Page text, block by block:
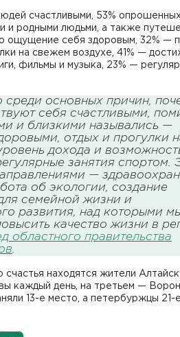
счастливыми, 53%
и родными людьми, а также
ощущение себя здоровым, 32% —
на свежем воздухе, 41% —
фильмы и музыка, 23% —
среди основных причин,
себя счастливыми,
и близкими назывались —
отдых и прогулки
дохода и
занятия спортом.
—
об экологии, создание
семейной жизни и
развития, над которыми
качество жизни в
областного правительства
.
находятся жители
каждый день, на третьем —
13-е место, а петербуржцы 21-е.